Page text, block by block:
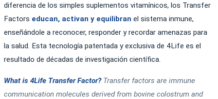
diferencia de los simples suplementos vitamínicos, los Transfer
Factors educan, activan y equilibran el sistema inmune,
enseñándole a reconocer, responder y recordar amenazas para
la salud. Esta tecnología patentada y exclusiva de 4Life es el
resultado de décadas de investigación científica.
What is 4Life Transfer Factor?Transfer factors are immune
communication molecules derived from bovine colostrum and